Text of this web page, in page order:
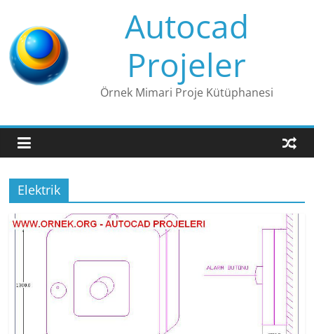
content
Autocad
Projeler
Örnek Mimari Proje Kütüphanesi
Elektrik